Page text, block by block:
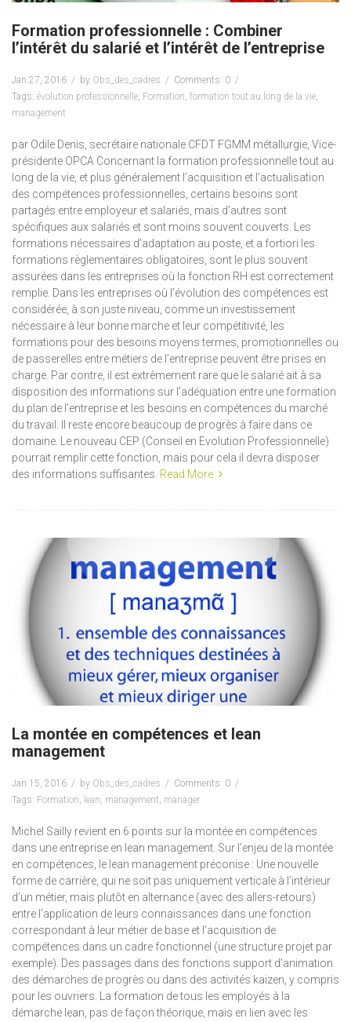
Formation professionnelle : Combiner
l’intérêt du salarié et l’intérêt de l’entreprise
Jan 27, 2016 by Obs_des_cadres
Comments: 0
Tags: évolution professionnelle Formation formation tout au long de la vie
management
par Odile Denis, secrétaire nationale CFDT FGMM métallurgie, Vice-
présidente OPCA Concernant la formation professionnelle tout au
long de la vie, et plus généralement l’acquisition et l’actualisation
des compétences professionnelles, certains besoins sont
partagés entre employeur et salariés, mais d’autres sont
spécifiques aux salariés et sont moins souvent couverts. Les
formations nécessaires d’adaptation au poste, et a fortiori les
formations règlementaires obligatoires, sont le plus souvent
assurées dans les entreprises où la fonction RH est correctement
remplie. Dans les entreprises où l’évolution des compétences est
considérée, à son juste niveau, comme un investissement
nécessaire à leur bonne marche et leur compétitivité, les
formations pour des besoins moyens termes, promotionnelles ou
de passerelles entre métiers de l’entreprise peuvent être prises en
charge. Par contre, il est extrêmement rare que le salarié ait à sa
disposition des informations sur l’adéquation entre une formation
du plan de l’entreprise et les besoins en compétences du marché
du travail. Il reste encore beaucoup de progrès à faire dans ce
domaine. Le nouveau CEP (Conseil en Evolution Professionnelle)
pourrait remplir cette fonction, mais pour cela il devra disposer
des informations suffisantes. Read More
La montée en compétences et lean
management
Jan 15, 2016 by Obs_des_cadres
Comments: 0
Tags: Formation, lean, management, manager
Michel Sailly revient en 6 points sur la montée en compétences
dans une entreprise en lean management. Sur l’enjeu de la montée
en compétences, le lean management préconise : Une nouvelle
forme de carrière, qui ne soit pas uniquement verticale à l’intérieur
d’un métier, mais plutôt en alternance (avec des allers-retours)
entre l’application de leurs connaissances dans une fonction
correspondant à leur métier de base et l’acquisition de
compétences dans un cadre fonctionnel (une structure projet par
exemple). Des passages dans des fonctions support d’animation
des démarches de progrès ou dans des activités kaizen, y compris
pour les ouvriers. La formation de tous les employés à la
démarche lean, pas de façon théorique, mais en lien avec les